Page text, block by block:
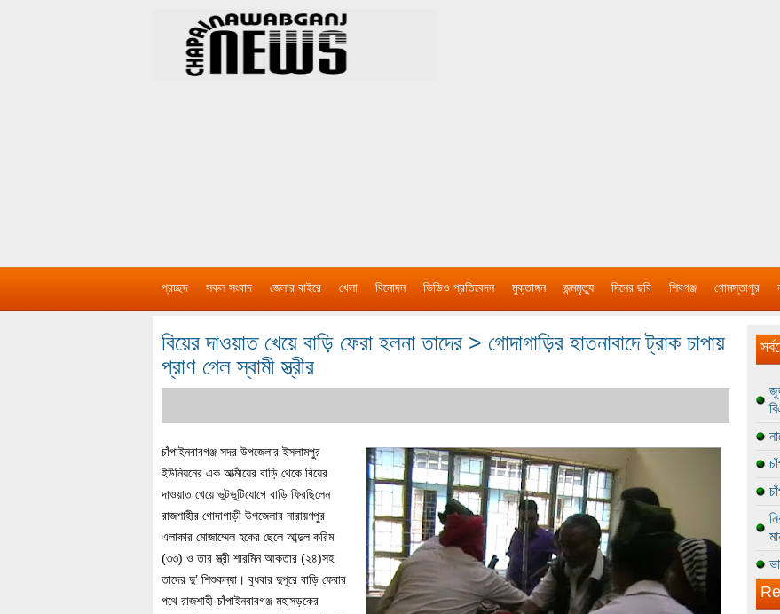
প্রচ্ছদ সকল সংবাদ জেলার বাইরে খেলা বিনোদন ভিডিও প্রতিবেদন মুক্তাঙ্গন জন্মমৃত্যু দিনের ছবি শিবগঞ্জ গোমস্তাপুর
বিয়ের দাওয়াত খেয়ে বাড়ি ফেরা হলনা তাদের > গোদাগাড়ির হাতনাবাদে ট্রাক চাপায়
প্রাণ গেল স্বামী স্ত্রীর
চাঁপাইনবাবগঞ্জ সদর উপজেলার ইসলামপুর
ইউনিয়নের এক আত্মীয়ের বাড়ি থেকে বিয়ের
দাওয়াত খেয়ে ভুটভুটিযোগে বাড়ি ফিরছিলেন
রাজশাহীর গোদাগাড়ী উপজেলার নারায়ণপুর
এলাকার মোজাম্মেল হকের ছেলে আব্দুল করিম
(৩৩) ও তার স্ত্রী শারমিন আকতার (২৪)সহ
তাদের দু’ শিশুকন্যা। বুধবার দুপুরে বাড়ি ফেরার
পথে রাজশাহী-চাঁপাইনবাবগঞ্জ মহাসড়কের